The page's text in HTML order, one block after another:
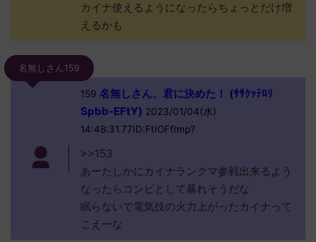
カイナ使えるようになったらちょっとだけ増
えるかも
名無しさん159
159 名無しさん、君に決めた！ (ｻｻｸｯﾃﾛﾘ
Spbb-EFtY) 2023/01/04(水)
14:48:31.77ID:FtIOFfImp?
>>153
あーたしかにカイナランクマ参戦出来るよう
なったらコンビとして暴れそうだな
眠らないで電気技の火力上がったカイナって
こえーな